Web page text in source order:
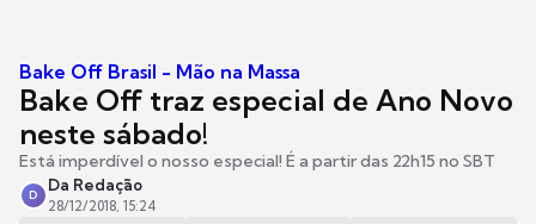
Bake Off Brasil - Mão na Massa
Bake Off traz especial de Ano Novo
neste sábado!
Está imperdível o nosso especial! É a partir das 22h15 no SBT
D
Da Redação
28/12/2018, 15:24